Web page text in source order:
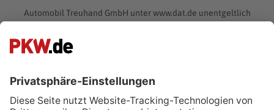
Automobil Treuhand GmbH unter www.dat.de unentgeltlich
Ford Focus ST Turnier – viel Platz,
viel Power und viel Spaß